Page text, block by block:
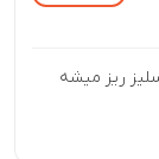
ریز میشه